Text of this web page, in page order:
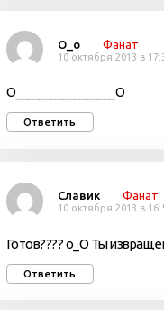
О_о Фанат
10 октября 2013 в
O_________________O
Ответить
Славик Фанат
10 октября 2013 в
Готов???? о_О Ты
Ответить